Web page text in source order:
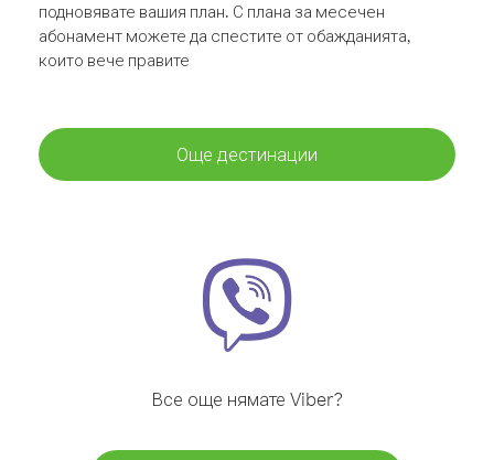
подновявате вашия план. С плана за месечен
абонамент можете да спестите от обажданията,
които вече правите
Още дестинации
Все още нямате Viber?